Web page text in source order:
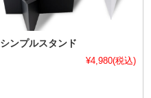
シンプルスタンド
¥4,980(税込)